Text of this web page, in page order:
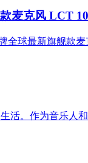
麦克风 LCT
全球最新旗舰款
活。作为音乐人